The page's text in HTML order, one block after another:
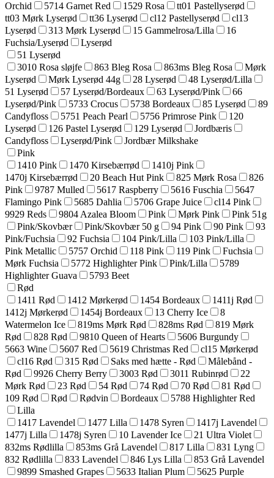
Orchid
5714 Garnet Red 1529 Rosa
tt01 Pastellyserød
tt03 Mørk Lyserød
tt36 Lyserød cl12 Pastellyserød
cl13
Lyserød
313 Mørk Lyserød 15 Gammelrosa/Lilla
16
Fuchsia/Lyserød
Lyserød
51 Lyserød
3010 Rosa sløjfe
863 Bleg Rosa 863ms Bleg Rosa
Mørk
Lyserød
Mørk Lyserød 44g 28 Lyserød
48 Lyserød/Lilla
51 Lyserød
57 Lyserød/Bordeaux 63 Lyserød/Pink
66
Lyserød/Pink
5733 Crocus 5738 Bordeaux 85 Lyserød
89
Candyfloss
5751 Peach Pearl 5756 Primrose Pink
120
Lyserød
126 Pastel Lyserød 129 Lyserød
Jordbæris
Candyfloss
Lyserød/Pink
Jordbær Milkshake
Pink
1410 Pink
1470 Kirsebærrød
1410j Pink
1470j Kirsebærrød
20 Beach Hut Pink 825 Mørk Rosa
826
Pink
9787 Mulled 5617 Raspberry 5616 Fuschia
5647
Flamingo Pink
5685 Dahlia 5706 Grape Juice
cl14 Pink
9929 Reds
9804 Azalea Bloom Pink Mørk Pink
Pink 51g
Pink/Skovbær
Pink/Skovbær 50 g 94 Pink 90 Pink
93
Pink/Fuchsia
92 Fuchsia 104 Pink/Lilla
103 Pink/Lilla
Pink Metallic
5757 Orchid 118 Pink 119 Pink
Fuchsia
Mørk Fuchsia
5772 Highlighter Pink Pink/Lilla
5789
Highlighter Guava
5793 Beet
Rød
1411 Rød
1412 Mørkerød 1454 Bordeaux
1411j Rød
1412j Mørkerød
1454j Bordeaux 13 Cherry Ice
8
Watermelon Ice
819ms Mørk Rød 828ms Rød
819 Mørk
Rød
828 Rød 9810 Queen of Hearts
5606 Burgundy
5663 Wine
5607 Red 5619 Christmas Red
cl15 Mørkerød
cl16 Rød
315 Rød Saks med hætte - Rød
Målebånd -
Rød
9926 Cherry Berry 3003 Rød 3011 Rubinrød
22
Mørk Rød
23 Rød 54 Rød 74 Rød 70 Rød
81 Rød
109 Rød
Rød Rødvin Bordeaux
5788 Highlighter Red
Lilla
1417 Lavendel
1477 Lilla 1478 Syren
1417j Lavendel
1477j Lilla
1478j Syren 10 Lavender Ice
21 Ultra Violet
832ms Rødlilla
853ms Grå Lavendel 817 Lilla
831 Lyng
832 Rødlilla
833 Lavendel 846 Lys Lilla
853 Grå Lavendel
9899 Smashed Grapes
5633 Italian Plum 5625 Purple